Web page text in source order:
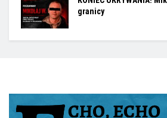
granicy